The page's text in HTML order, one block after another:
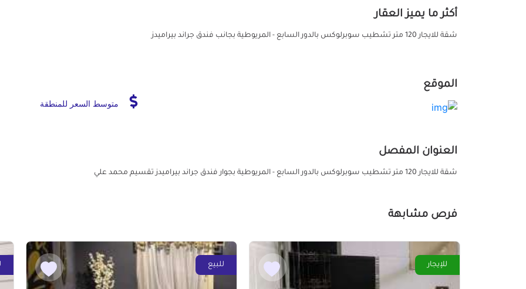
أكثر ما يميز العقار
شقة للايجار 120 متر تشطيب سوبرلوكس بالدور السابع - المريوطية بجانب فندق جراند بيراميدز
الموقع
متوسط السعر للمنطقة
العنوان المفصل
شقة للايجار 120 متر تشطيب سوبرلوكس بالدور السابع - المريوطية بجوار فندق جراند بيراميدز تقسيم محمد علي
فرص مشابهة
للإيجار للبيع